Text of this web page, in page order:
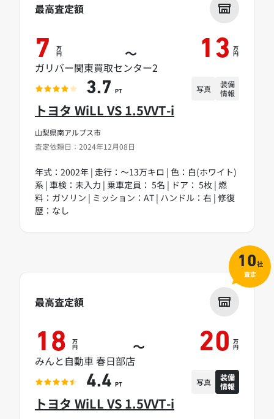
山梨県南アルプス市
査定依頼日：2024年12月08日
トヨタ WiLL VS 1.5VVT-i
年式：2002年 | 走行：～13万キロ | 色：白(ホワイト)
系 | 車検：未入力 | 乗車定員： 5名 | ドア： 5枚 | 燃
料：ガソリン | ミッション：AT | ハンドル：右 | 修復
歴：なし
最高査定額
7 万
円 ～ 13 万
円
ガリバー関東買取センター2
3.7 PT 写真
装備
情報
トヨタ WiLL VS 1.5VVT-i
最高査定額
18 万
円 ～ 20 万
円
みんと自動車 春日部店
4.4 PT 写真
装備
情報
10社
査定